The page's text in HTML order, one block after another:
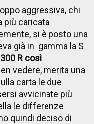
aggressiva, chi
più caricata
si è posto una
già in gamma la S
R così
vedere, merita una
carta le due
avvicinate più
le differenze
quindi deciso di